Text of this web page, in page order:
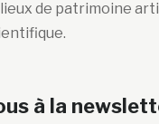
de patrimoine
à la